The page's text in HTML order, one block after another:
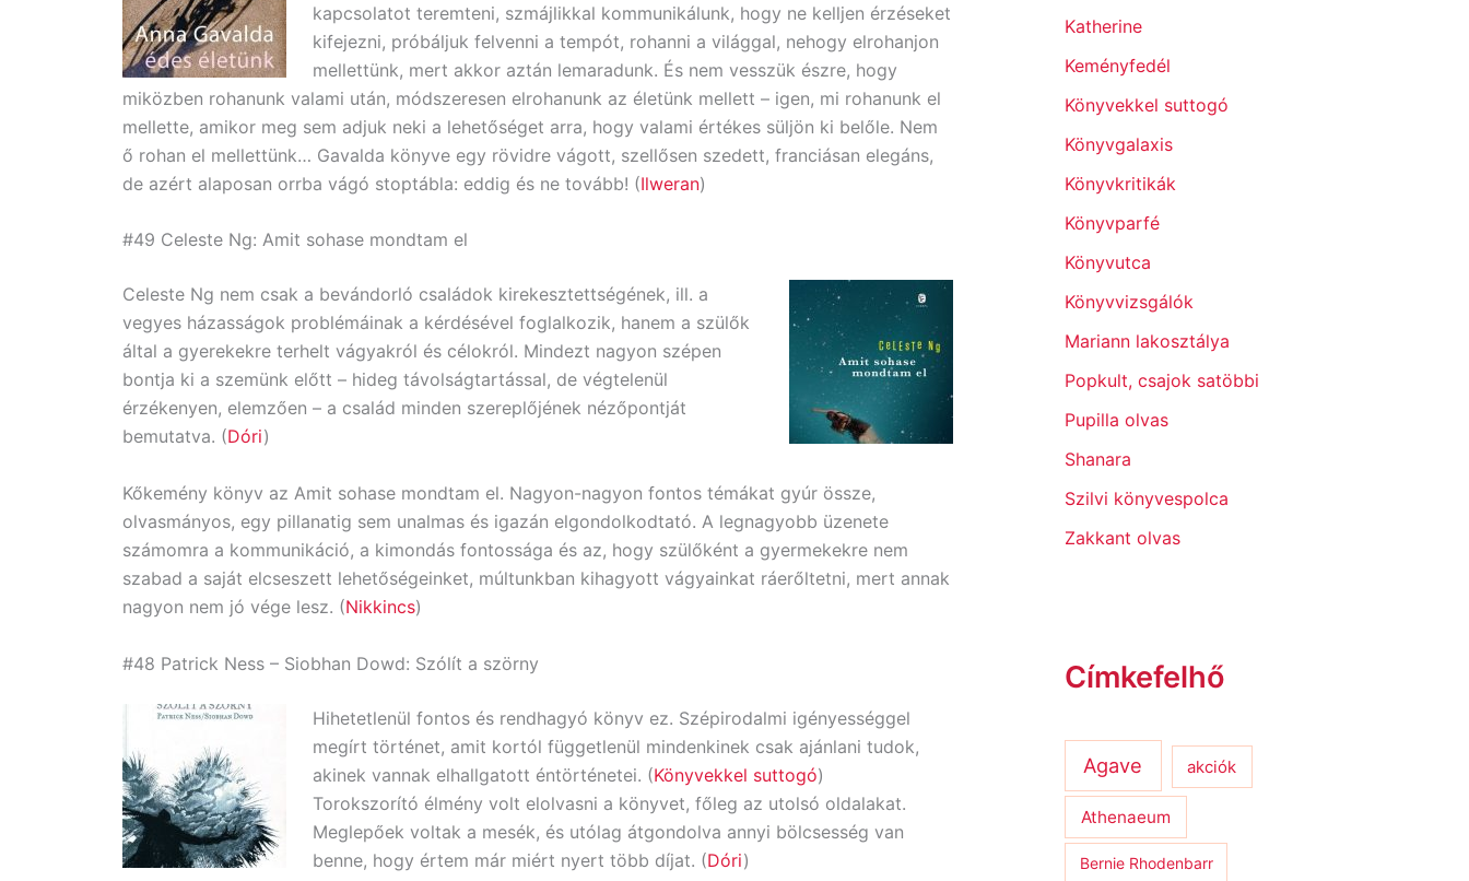
kapcsolatot teremteni, szmájlikkal kommunikálunk, hogy ne kelljen érzéseket
kifejezni, próbáljuk felvenni a tempót, rohanni a világgal, nehogy elrohanjon
mellettünk, mert akkor aztán lemaradunk. És nem vesszük észre, hogy
miközben rohanunk valami után, módszeresen elrohanunk az életünk mellett – igen, mi rohanunk el
mellette, amikor meg sem adjuk neki a lehetőséget arra, hogy valami értékes süljön ki belőle. Nem
ő rohan el mellettünk… Gavalda könyve egy rövidre vágott, szellősen szedett, franciásan elegáns,
de azért alaposan orrba vágó stoptábla: eddig és ne tovább! (Ilweran)
#49 Celeste Ng: Amit sohase mondtam el
Celeste Ng nem csak a bevándorló családok kirekesztettségének, ill. a
vegyes házasságok problémáinak a kérdésével foglalkozik, hanem a szülők
által a gyerekekre terhelt vágyakról és célokról. Mindezt nagyon szépen
bontja ki a szemünk előtt – hideg távolságtartással, de végtelenül
érzékenyen, elemzően – a család minden szereplőjének nézőpontját
bemutatva. (Dóri)
Kőkemény könyv az Amit sohase mondtam el. Nagyon-nagyon fontos témákat gyúr össze,
olvasmányos, egy pillanatig sem unalmas és igazán elgondolkodtató. A legnagyobb üzenete
számomra a kommunikáció, a kimondás fontossága és az, hogy szülőként a gyermekekre nem
szabad a saját elcseszett lehetőségeinket, múltunkban kihagyott vágyainkat ráerőltetni, mert annak
nagyon nem jó vége lesz. (Nikkincs)
#48 Patrick Ness – Siobhan Dowd: Szólít a szörny
Hihetetlenül fontos és rendhagyó könyv ez. Szépirodalmi igényességgel
megírt történet, amit kortól függetlenül mindenkinek csak ajánlani tudok,
akinek vannak elhallgatott éntörténetei. (Könyvekkel suttogó)
Torokszorító élmény volt elolvasni a könyvet, főleg az utolsó oldalakat.
Meglepőek voltak a mesék, és utólag átgondolva annyi bölcsesség van
benne, hogy értem már miért nyert több díjat. (Dóri)
Katherine
Keményfedél
Könyvekkel suttogó
Könyvgalaxis
Könyvkritikák
Könyvparfé
Könyvutca
Könyvvizsgálók
Mariann lakosztálya
Popkult, csajok satöbbi
Pupilla olvas
Shanara
Szilvi könyvespolca
Zakkant olvas
Címkefelhő
Agave akciók
Athenaeum
Bernie Rhodenbarr